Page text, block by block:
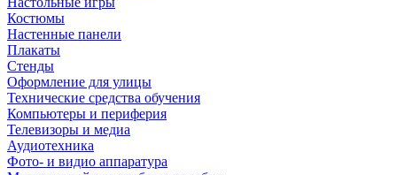
Костюмы
Настенные панели
Плакаты
Стенды
Оформление для улицы
Технические средства обучения
Компьютеры и периферия
Телевизоры и медиа
Аудиотехника
Фото- и видио аппаратура